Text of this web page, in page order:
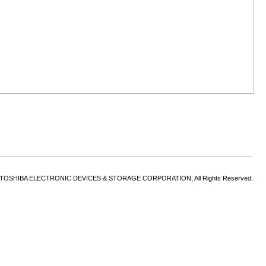
ELECTRONIC DEVICES & STORAGE CORPORATION, All Rights Reserved.